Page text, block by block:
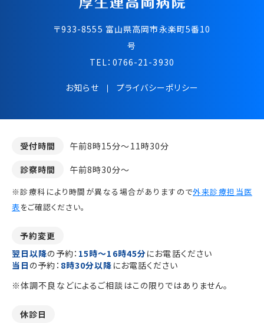
〒933-8555 富⼭県⾼岡市永楽町5番10
号
TEL： 0766-21-3930
お知らせ プライバシーポリシー
受付時間
午前8時15分～11時30分
診察時間
午前8時30分～
※診療科により時間が異なる場合がありますので外来診療担当医
表をご確認ください。
予約変更
翌日以降の予約： 15時～16時45分にお電話ください
当日 の予約： 8時30分以降 にお電話ください
※体調不良などによるご相談はこの限りではありません。
休診日